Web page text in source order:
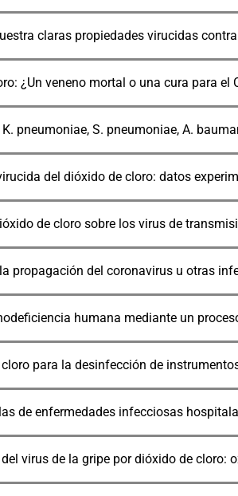
claras propiedades virucidas
¿Un veneno mortal o una cura para el
K. pneumoniae, S. pneumoniae, A.
del dióxido de cloro: datos
de cloro sobre los virus de
propagación del coronavirus u otras
humana mediante un
para la desinfección de
de enfermedades infecciosas
virus de la gripe por dióxido de